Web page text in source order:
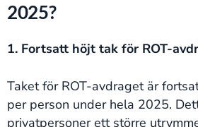
2025?
1. Fortsatt höjt tak för ROT-
Taket för ROT-avdraget är
per person under hela 2025.
privatpersoner ett större